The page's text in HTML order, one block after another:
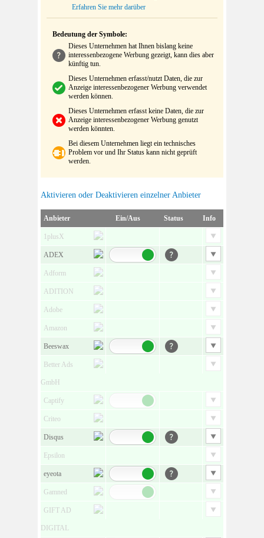
Erfahren Sie mehr darüber
Bedeutung der Symbole:
Dieses Unternehmen hat Ihnen bislang keine
interessenbezogene Werbung gezeigt, kann dies aber
künftig tun.
Dieses Unternehmen erfasst/nutzt Daten, die zur
Anzeige interessenbezogener Werbung verwendet
werden können.
Dieses Unternehmen erfasst keine Daten, die zur
Anzeige interessenbezogener Werbung genutzt
werden könnten.
Bei diesem Unternehmen liegt ein technisches
Problem vor und Ihr Status kann nicht geprüft
werden.